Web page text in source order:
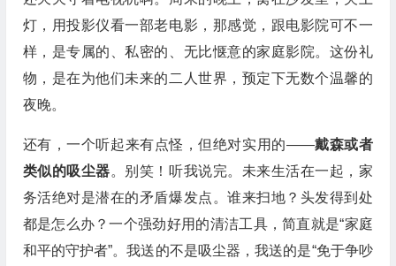
灯，用投影仪看一部老电影，那感觉，跟电影院可不一
样，是专属的、私密的、无比惬意的家庭影院。这份礼
物，是在为他们未来的二人世界，预定下无数个温馨的
夜晚。
还有，一个听起来有点怪，但绝对实用的——戴森或者
类似的吸尘器。别笑！听我说完。未来生活在一起，家
务活绝对是潜在的矛盾爆发点。谁来扫地？头发得到处
都是怎么办？一个强劲好用的清洁工具，简直就是“家庭
和平的守护者”。我送的不是吸尘器，我送的是“免于争吵